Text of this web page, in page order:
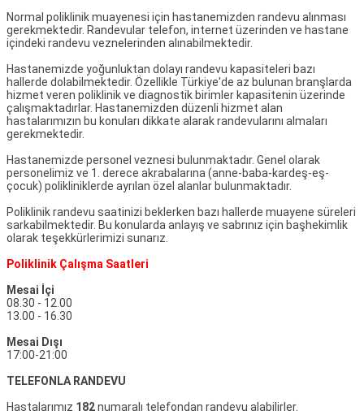
Normal poliklinik muayenesi için hastanemizden randevu alınması
gerekmektedir. Randevular telefon, internet üzerinden ve hastane
içindeki randevu veznelerinden alınabilmektedir.
Hastanemizde yoğunluktan dolayı randevu kapasiteleri bazı
hallerde dolabilmektedir. Özellikle Türkiye'de az bulunan branşlarda
hizmet veren poliklinik ve diagnostik birimler kapasitenin üzerinde
çalışmaktadırlar. Hastanemizden düzenli hizmet alan
hastalarımızın bu konuları dikkate alarak randevularını almaları
gerekmektedir.
Hastanemizde personel veznesi bulunmaktadır. Genel olarak
personelimiz ve 1. derece akrabalarına (anne-baba-kardeş-eş-
çocuk) polikliniklerde ayrılan özel alanlar bulunmaktadır.
Poliklinik randevu saatinizi beklerken bazı hallerde muayene süreleri
sarkabilmektedir. Bu konularda anlayış ve sabrınız için başhekimlik
olarak teşekkürlerimizi sunarız.
Poliklinik Çalışma Saatleri
Mesai İçi
08.30 - 12.00
13.00 - 16.30
Mesai Dışı
17:00-21:00
TELEFONLA RANDEVU
Hastalarımız 182numaralı telefondan randevu alabilirler.